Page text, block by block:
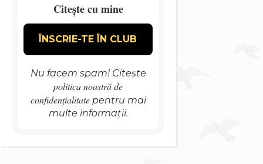
Citește cu mine
Nu facem spam! Citește
politica noastră de
confidențialitatepentru mai
multe informații.